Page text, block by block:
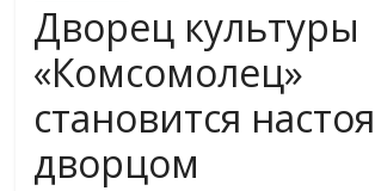
Дворец культуры
«Комсомолец»
становится
дворцом